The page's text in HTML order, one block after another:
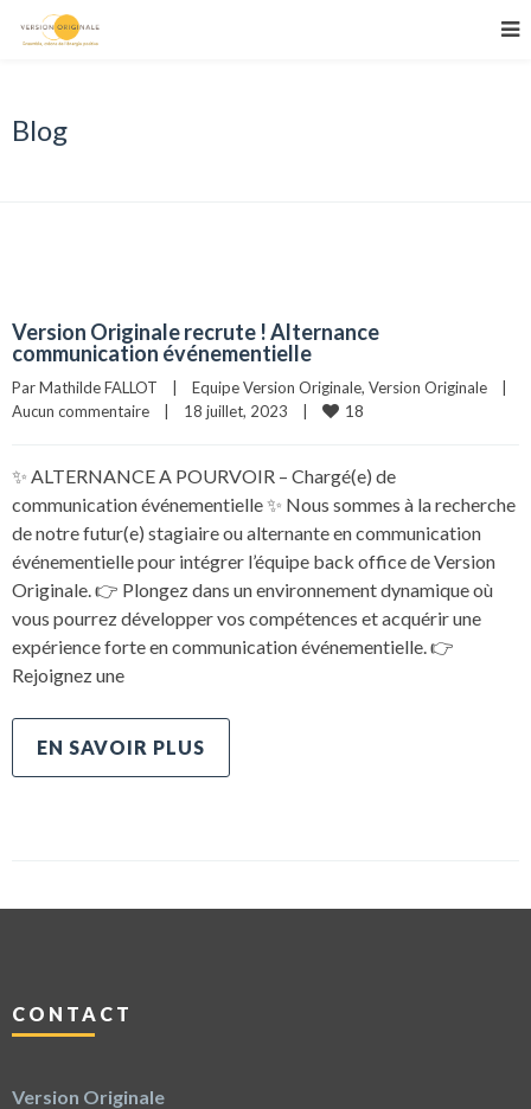
Blog
Version Originale recrute ! Alternance
communication événementielle
Par Mathilde FALLOT Equipe Version Originale, Version Originale
Aucun commentaire
18 juillet, 2023 18
✨ ALTERNANCE A POURVOIR – Chargé(e) de
communication événementielle ✨ Nous sommes à la recherche
de notre futur(e) stagiaire ou alternante en communication
événementielle pour intégrer l’équipe back office de Version
Originale. 👉 Plongez dans un environnement dynamique où
vous pourrez développer vos compétences et acquérir une
expérience forte en communication événementielle. 👉
Rejoignez une
EN SAVOIR PLUS
CONTACT
Version Originale